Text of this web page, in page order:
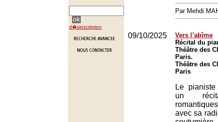
d�sinscription
Par Mehdi
09/10/2025
Vers l’abîme
Récital du
Théâtre des
Paris.
Théâtre des
Paris
Le
un
avec sa